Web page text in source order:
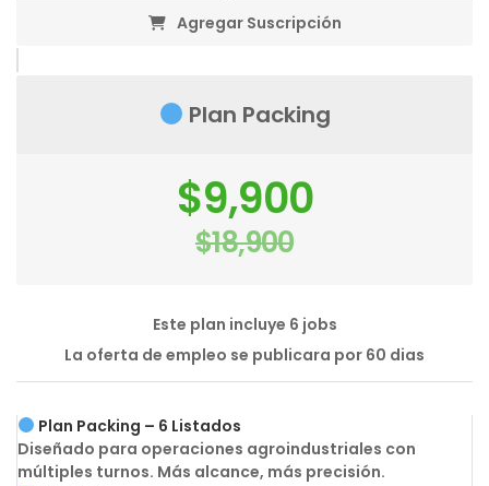
Agregar Suscripción
Plan Packing
$18,900
El
precio
original
era:
$9,900
El
es:
$9,900.
Este plan incluye 6 jobs
La oferta de empleo se publicara por 60 dias
Plan Packing – 6 Listados
Diseñado para operaciones agroindustriales con
múltiples turnos. Más alcance, más precisión.